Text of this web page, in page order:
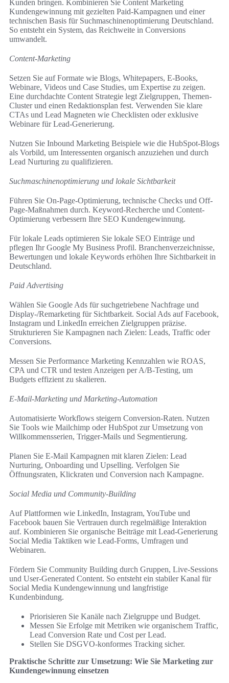
Kunden bringen. Kombinieren Sie Content Marketing
Kundengewinnung mit gezielten Paid-Kampagnen und einer
technischen Basis für Suchmaschinenoptimierung Deutschland.
So entsteht ein System, das Reichweite in Conversions
umwandelt.
Content-Marketing
Setzen Sie auf Formate wie Blogs, Whitepapers, E‑Books,
Webinare, Videos und Case Studies, um Expertise zu zeigen.
Eine durchdachte Content Strategie legt Zielgruppen, Themen-
Cluster und einen Redaktionsplan fest. Verwenden Sie klare
CTAs und Lead Magneten wie Checklisten oder exklusive
Webinare für Lead-Generierung.
Nutzen Sie Inbound Marketing Beispiele wie die HubSpot-Blogs
als Vorbild, um Interessenten organisch anzuziehen und durch
Lead Nurturing zu qualifizieren.
Suchmaschinenoptimierung und lokale Sichtbarkeit
Führen Sie On-Page-Optimierung, technische Checks und Off-
Page-Maßnahmen durch. Keyword-Recherche und Content-
Optimierung verbessern Ihre SEO Kundengewinnung.
Für lokale Leads optimieren Sie lokale SEO Einträge und
pflegen Ihr Google My Business Profil. Branchenverzeichnisse,
Bewertungen und lokale Keywords erhöhen Ihre Sichtbarkeit in
Deutschland.
Paid Advertising
Wählen Sie Google Ads für suchgetriebene Nachfrage und
Display‑/Remarketing für Sichtbarkeit. Social Ads auf Facebook,
Instagram und LinkedIn erreichen Zielgruppen präzise.
Strukturieren Sie Kampagnen nach Zielen: Leads, Traffic oder
Conversions.
Messen Sie Performance Marketing Kennzahlen wie ROAS,
CPA und CTR und testen Anzeigen per A/B-Testing, um
Budgets effizient zu skalieren.
E‑Mail‑Marketing und Marketing‑Automation
Automatisierte Workflows steigern Conversion-Raten. Nutzen
Sie Tools wie Mailchimp oder HubSpot zur Umsetzung von
Willkommensserien, Trigger-Mails und Segmentierung.
Planen Sie E‑Mail Kampagnen mit klaren Zielen: Lead
Nurturing, Onboarding und Upselling. Verfolgen Sie
Öffnungsraten, Klickraten und Conversion nach Kampagne.
Social Media und Community‑Building
Auf Plattformen wie LinkedIn, Instagram, YouTube und
Facebook bauen Sie Vertrauen durch regelmäßige Interaktion
auf. Kombinieren Sie organische Beiträge mit Lead-Generierung
Social Media Taktiken wie Lead-Forms, Umfragen und
Webinaren.
Fördern Sie Community Building durch Gruppen, Live-Sessions
und User-Generated Content. So entsteht ein stabiler Kanal für
Social Media Kundengewinnung und langfristige
Kundenbindung.
Priorisieren Sie Kanäle nach Zielgruppe und Budget.
Messen Sie Erfolge mit Metriken wie organischem Traffic,
Lead Conversion Rate und Cost per Lead.
Stellen Sie DSGVO-konformes Tracking sicher.
Praktische Schritte zur Umsetzung: Wie Sie Marketing zur
Kundengewinnung einsetzen